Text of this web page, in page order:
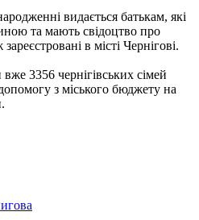
видається батькам, які
та мають свідоцтво про
в місті Чернігові.
вже 3356 чернігівських сімей
з міського бюджету на